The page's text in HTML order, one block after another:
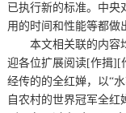
已执行新的标准。中央
用的时间和性能等都做
本文相关联的内容均
迎各位扩展阅读[作揖][
经传的的全红婵，以“
自农村的世界冠军全红